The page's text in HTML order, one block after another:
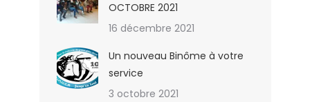
OCTOBRE 2021
16 décembre 2021
Un nouveau Binôme à votre
service
3 octobre 2021